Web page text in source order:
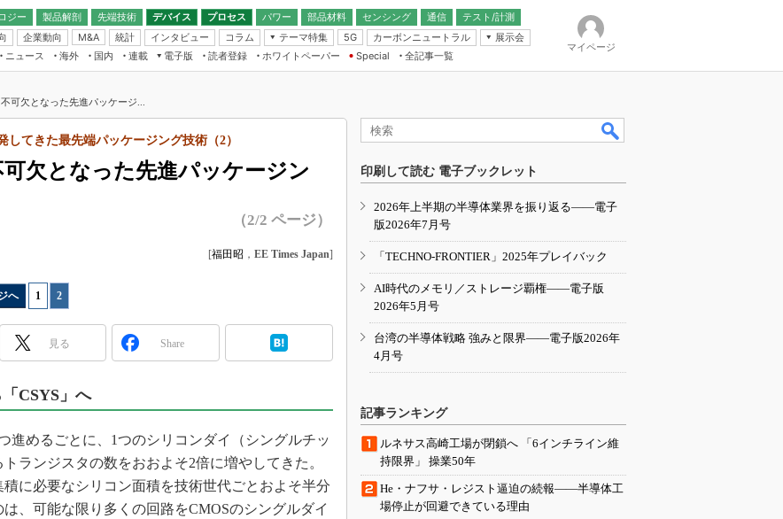
ジー 製品解剖
先端技術
デバイス
ン
プロセス パワー 部品材料 センシング
通信
無線
テスト/計測
企業動向 M&A 統計 インタビュー コラム
テーマ特集
フィジカルAI
半導体後工程
読者調査（EE Times Research）
5G カーボンニュートラル
展示会
IoT・エッジコンピューティング
EXPO
TECHNO-FRONTIER
人とくるま展
ニュース 海外 国内
連載
イス通信
ノフォーカス
スコープ
レ・組み込みプレイバ
ド ～Behind the
こったこと、次の10年
知る
ニア”が仕掛けた社内
180日
ンは日本を救うのか
電子版
ブックレット
読者登録 ホワイトペーパー
Special
全記事一覧
マイページ
可欠となった先進パッケージ...
欠となった先進パッケージン
てきた最先端パッケージング技術（2）
（2/2 ページ）
[福田昭 ， EE Times Japan]
へ 1 2
見る Share
CSYS」へ
めるごとに、1つのシリコンダイ（シングルチッ
ランジスタの数をおおよそ2倍に増やしてきた。
に必要なシリコン面積を技術世代ごとおよそ半分
、可能な限り多くの回路をCMOSのシングルダイ
印刷して読む 電子ブックレット
2026年上半期の半導体業界を振り返る――電子
版2026年7月号
「TECHNO-FRONTIER」2025年プレイバック
AI時代のメモリ／ストレージ覇権――電子版
2026年5月号
台湾の半導体戦略 強みと限界――電子版2026年
4月号
記事ランキング
ルネサス高崎工場が閉鎖へ 「6インチライン維
持限界」 操業50年
He・ナフサ・レジスト逼迫の続報――半導体工
場停止が回避できている理由